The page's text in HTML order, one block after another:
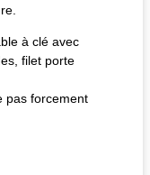
à clé avec
filet porte
pas forcement